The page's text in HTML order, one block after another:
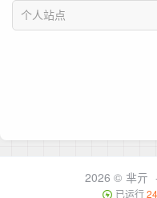
2026 © 芈亓
已运行